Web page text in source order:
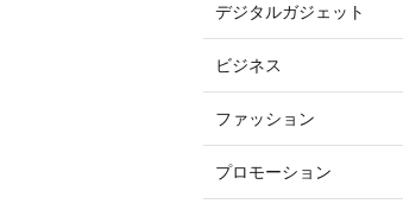
デジタルガジェット
ビジネス
ファッション
プロモーション